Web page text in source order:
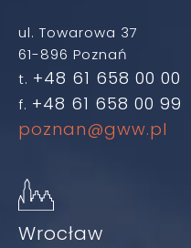
ul. Towarowa 37
61-896 Poznań
t. +48 61 658 00 00
f. +48 61 658 00 99
poznan@gww.pl
Wrocław